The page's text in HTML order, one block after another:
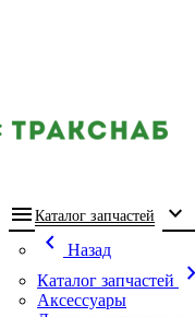
menu Каталог запчастей expand_more
chevron_left
Назад
Каталог запчастей
chevron_right
Аксессуары